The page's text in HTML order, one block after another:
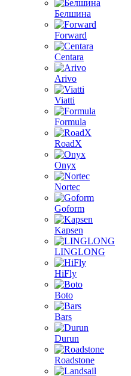
Белшина
Forward
Centara
Arivo
Viatti
Formula
RoadX
Onyx
Nortec
Goform
Kapsen
LINGLONG
HiFly
Boto
Bars
Durun
Roadstone